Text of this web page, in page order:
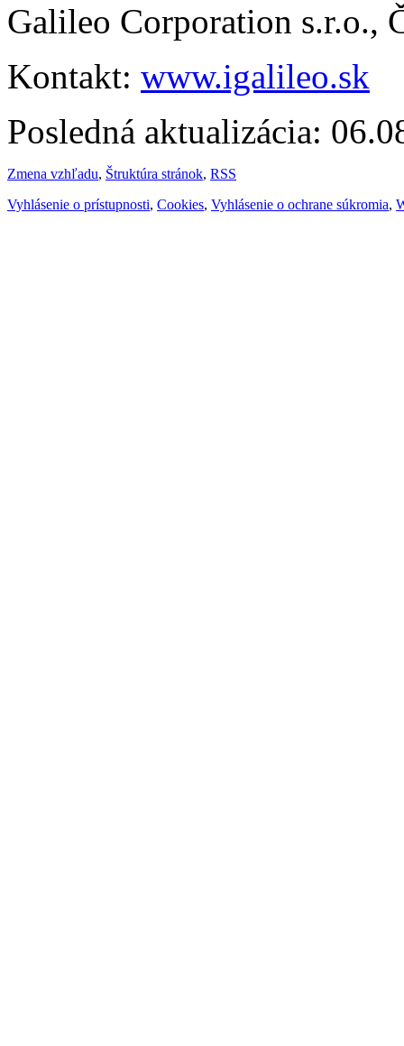
Galileo Corporation s.r.o.,
Kontakt: www.igalileo.sk
Posledná aktualizácia:
Zmena vzhľadu, Štruktúra stránok, RSS
Vyhlásenie o prístupnosti, Cookies, Vyhlásenie o ochrane súkromia,